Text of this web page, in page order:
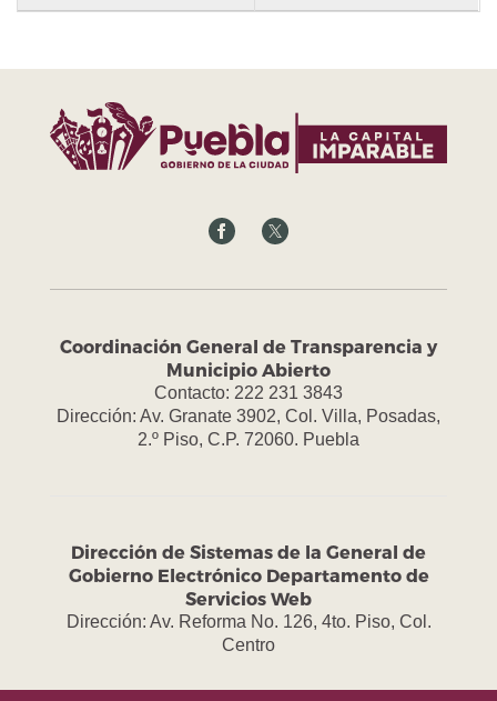
Coordinación General de Transparencia y
Municipio Abierto
Contacto: 222 231 3843
Dirección: Av. Granate 3902, Col. Villa, Posadas,
2.º Piso, C.P. 72060. Puebla
Dirección de Sistemas de la General de
Gobierno Electrónico Departamento de
Servicios Web
Dirección: Av. Reforma No. 126, 4to. Piso, Col.
Centro